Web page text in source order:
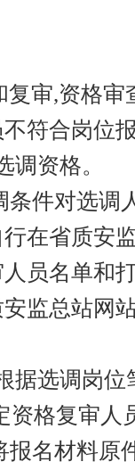
复审,资格
符合岗位
调资格。
条件对选调
在省质安
员名单和
监总站网
据选调岗
资格复审人
报名材料原